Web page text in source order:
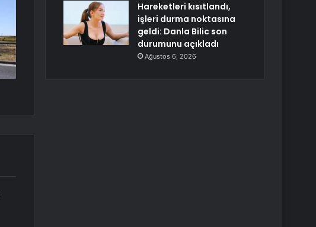
Hareketleri kısıtlandı,
işleri durma noktasına
geldi: Danla Bilic son
durumunu açıkladı
Ağustos 6, 2026